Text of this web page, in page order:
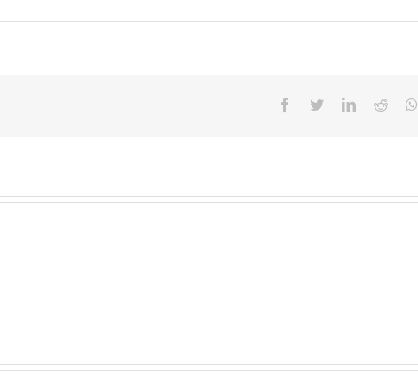
Facebook
TwitterLinkedIn
Reddit